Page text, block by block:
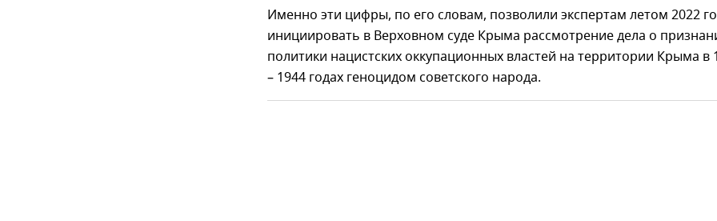
Именно эти цифры, по его словам, позволили экспертам летом 2022
инициировать в Верховном суде Крыма рассмотрение дела о
политики нацистских оккупационных властей на территории Крыма в
– 1944 годах геноцидом советского народа.